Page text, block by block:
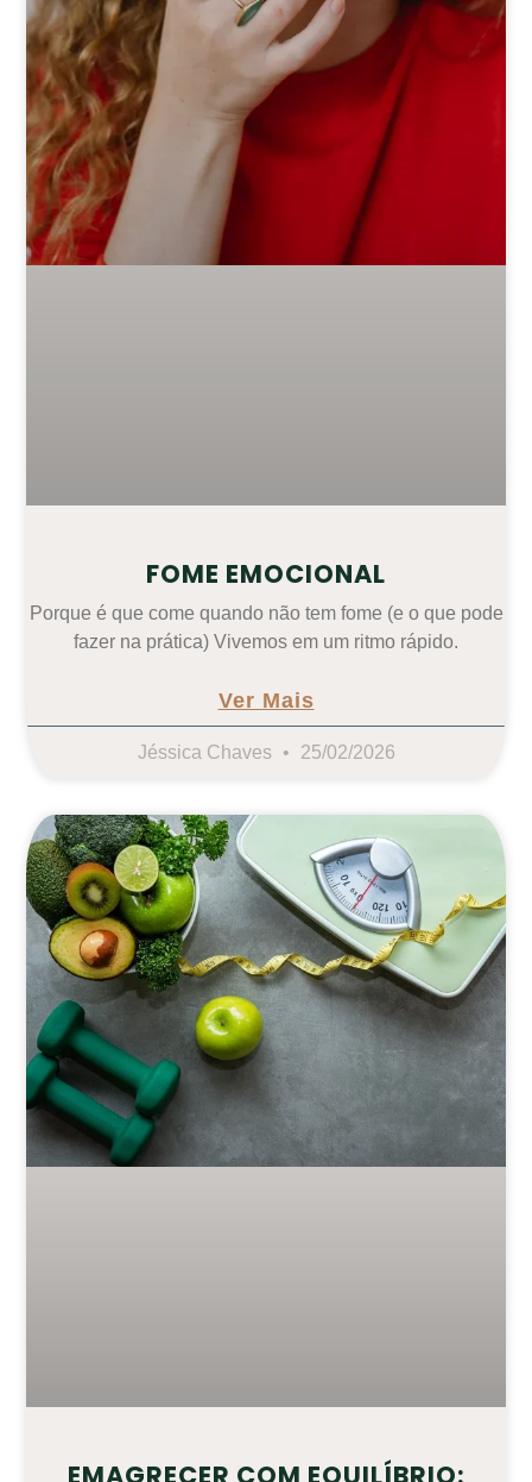
FOME EMOCIONAL
Porque é que come quando não tem fome (e o que pode
fazer na prática) Vivemos em um ritmo rápido.
Ver Mais
Jéssica Chaves 25/02/2026